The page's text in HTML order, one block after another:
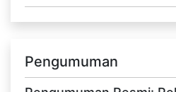
Pengumuman